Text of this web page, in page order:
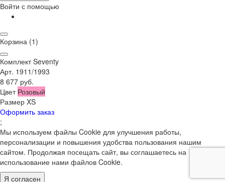
Войти с помощью
Корзина (1)
Комплект Seventy
Арт. 1911/1993
8 677 руб.
Цвет Розовый
Размер XS
Оформить заказ
;
Мы используем файлы Cookie для улучшения работы,
персонализации и повышения удобства пользования нашим
сайтом. Продолжая посещать сайт, вы соглашаетесь на
использование нами файлов Cookie.
Я согласен